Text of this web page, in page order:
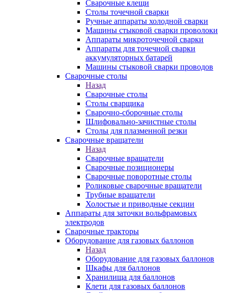
Сварочные клещи
Столы точечной сварки
Ручные аппараты холодной сварки
Машины стыковой сварки проволоки
Аппараты микроточечной сварки
Аппараты для точечной сварки
аккумуляторных батарей
Машины стыковой сварки проводов
Сварочные столы
Назад
Сварочные столы
Столы сварщика
Сварочно-сборочные столы
Шлифовально-зачистные столы
Столы для плазменной резки
Сварочные вращатели
Назад
Сварочные вращатели
Сварочные позиционеры
Сварочные поворотные столы
Роликовые сварочные вращатели
Трубные вращатели
Холостые и приводные секции
Аппараты для заточки вольфрамовых
электродов
Сварочные тракторы
Оборудование для газовых баллонов
Назад
Оборудование для газовых баллонов
Шкафы для баллонов
Хранилища для баллонов
Клети для газовых баллонов